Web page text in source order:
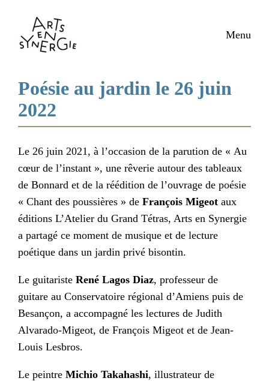
contenu
Menu
Poésie au jardin le 26 juin
2022
Le 26 juin 2021, à l’occasion de la parution de « Au
cœur de l’instant », une rêverie autour des tableaux
de Bonnard et de la réédition de l’ouvrage de poésie
« Chant des poussières » deFrançois Migeot aux
éditions L’Atelier du Grand Tétras, Arts en Synergie
a partagé ce moment de musique et de lecture
poétique dans un jardin privé bisontin.
Le guitaristeRené Lagos Diaz, professeur de
guitare au Conservatoire régional d’Amiens puis de
Besançon, a accompagné les lectures de Judith
Alvarado-Migeot, de François Migeot et de Jean-
Louis Lesbros.
Le peintreMichio Takahashi, illustrateur de